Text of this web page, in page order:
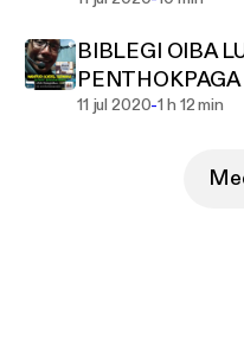
BIBLEGI OIBA
11 jul 2020-1 h 12 min